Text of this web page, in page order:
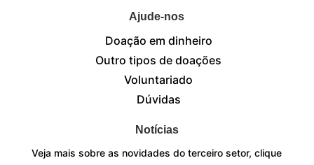
Ajude-nos
Doação em dinheiro
Outro tipos de doações
Voluntariado
Dúvidas
Notícias
Veja mais sobre as novidades do terceiro setor, clique